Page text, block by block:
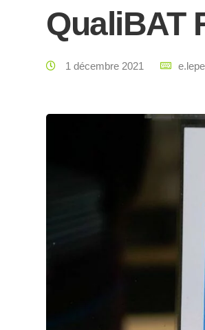
QualiBAT
1 décembre 2021